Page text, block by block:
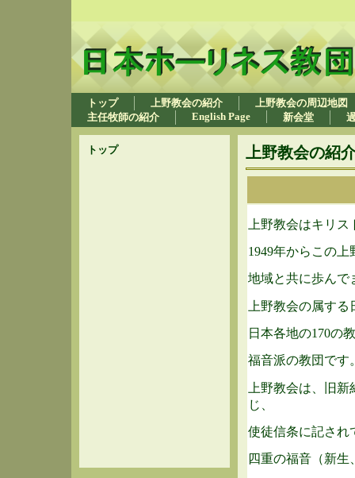
トップ 上野教会の紹介
上野教会の周辺地図
主任牧師の紹介
English Page 新会堂
トップ 上野教会の紹
上野教会はキリ
1949年からこの
地域と共に歩んで
上野教会の属す
日本各地の170の
福音派の教団です
上野教会は、旧
じ、
使徒信条に記され
四重の福音（新